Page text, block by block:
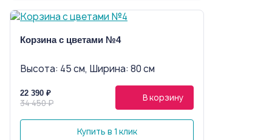
Корзина с цветами №4
Высота: 45 см, Ширина: 80 см
22 390 ₽
34 450 ₽ В корзину
Купить в 1 клик